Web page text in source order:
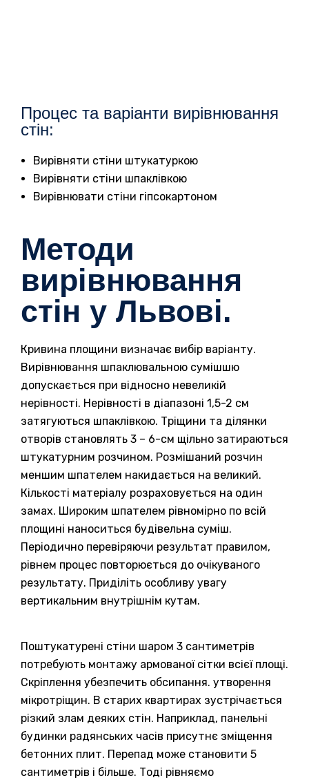
Процес та варіанти вирівнювання
стін:
Вирівняти стіни штукатуркою
Вирівняти стіни шпаклівкою
Вирівнювати стіни гіпсокартоном
Методи
вирівнювання
стін у Львові.
Кривина площини визначає вибір варіанту.
Вирівнювання шпаклювальною сумішшю
допускається при відносно невеликій
нерівності. Нерівності в діапазоні 1,5-2 см
затягуються шпаклівкою. Тріщини та ділянки
отворів становлять 3 – 6-см щільно затираються
штукатурним розчином. Розмішаний розчин
меншим шпателем накидається на великий.
Кількості матеріалу розраховується на один
замах. Широким шпателем рівномірно по всій
площині наноситься будівельна суміш.
Періодично перевіряючи результат правилом,
рівнем процес повторюється до очікуваного
результату. Приділіть особливу увагу
вертикальним внутрішнім кутам.
Поштукатурені стіни шаром 3 сантиметрів
потребують монтажу армованої сітки всієї площі.
Скріплення убезпечить обсипання. утворення
мікротріщин. В старих квартирах зустрічається
різкий злам деяких стін. Наприклад, панельні
будинки радянських часів присутнє зміщення
бетонних плит. Перепад може становити 5
сантиметрів і більше. Тоді рівняємо